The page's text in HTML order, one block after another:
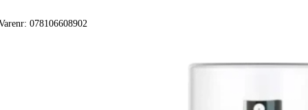
078106608902